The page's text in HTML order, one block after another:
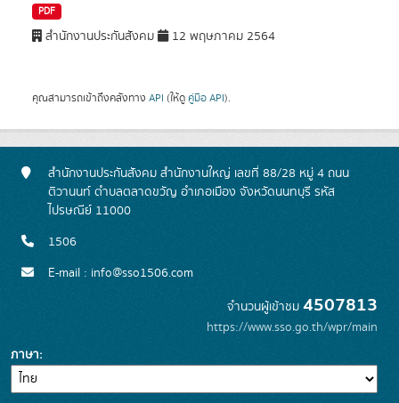
PDF
สำนักงานประกันสังคม 12 พฤษภาคม 2564
คุณสามารถเข้าถึงคลังทาง API (ให้ดู คู่มือ API).
สำนักงานประกันสังคม สำนักงานใหญ่ เลขที่ 88/28 หมู่ 4 ถนน
ติวานนท์ ตำบลตลาดขวัญ อำเภอเมือง จังหวัดนนทบุรี รหัส
ไปรษณีย์ 11000
1506
E-mail : info@sso1506.com
จำนวนผู้เข้าชม 4507813
https://www.sso.go.th/wpr/main
ภาษา